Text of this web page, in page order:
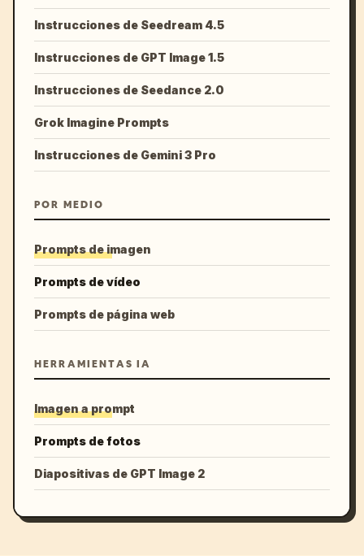
Instrucciones de Seedream 4.5
Instrucciones de GPT Image 1.5
Instrucciones de Seedance 2.0
Grok Imagine Prompts
Instrucciones de Gemini 3 Pro
POR MEDIO
Prompts de imagen
Prompts de vídeo
Prompts de página web
HERRAMIENTAS IA
Imagen a prompt
Prompts de fotos
Diapositivas de GPT Image 2